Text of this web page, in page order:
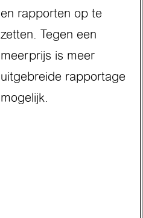
en rapporten op te
zetten. Tegen een
meerprijs is meer
uitgebreide rapportage
mogelijk.